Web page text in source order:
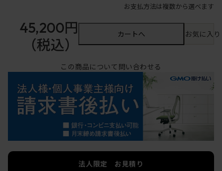
お支払方法は複数から選べます
45,200円
（税込）
カートへ お気に入
この商品について問い合わせる
法人限定 お見積り